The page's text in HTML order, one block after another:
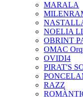
MARALA
NOELIA
OBRINT
OMAC
OVIDI4
PIRAT'S
RAZZ